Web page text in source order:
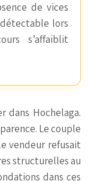
de vices
lors
s’affaiblit
dans Hochelaga.
Le couple
vendeur refusait
structurelles au
dans ces